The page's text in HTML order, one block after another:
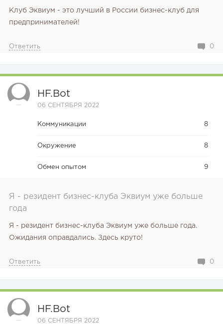
Клуб Эквиум - это лучший в России бизнес-клуб для
предпринимателей!
Ответить 0
HF.bot
06 СЕНТЯБРЯ 2022
Коммуникации 8
Окружение 8
Обмен опытом 9
Я - резидент бизнес-клуба Эквиум уже больше
года
Я - резидент бизнес-клуба Эквиум уже больше года.
Ожидания оправдались. Здесь круто!
Ответить 0
HF.bot
06 СЕНТЯБРЯ 2022